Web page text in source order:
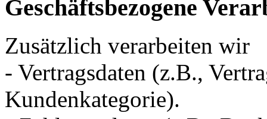
Geschäftsbezogene
Zusätzlich verarbeiten wir
- Vertragsdaten (z.B.,
Kundenkategorie).